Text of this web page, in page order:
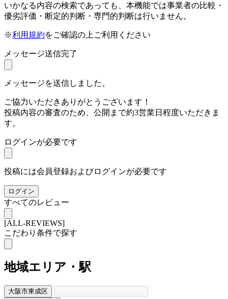
いかなる内容の検索であっても、本機能では事業者の比較・
優劣評価・断定的判断・専門的判断は行いません。
※利用規約をご確認の上ご利用ください
メッセージ送信完了
メッセージを送信しました。
ご協力いただきありがとうございます！
投稿内容の審査のため、公開まで約3営業日程度いただきま
す。
ログインが必要です
投稿には会員登録およびログインが必要です
ログイン
すべてのレビュー
[ALL-REVIEWS]
こだわり条件で探す
地域エリア・駅
大阪市東成区